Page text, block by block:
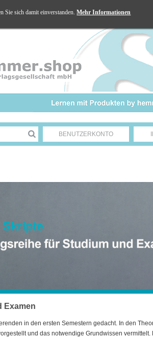
BENUTZERKONTO
Examen
in den ersten Semestern gedacht. In den
und das notwendige Grundwissen vermittelt.
Sie sich damit einverstanden.Mehr Informationen